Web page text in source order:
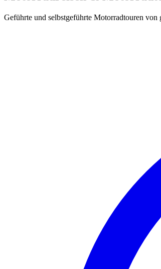
Geführte und selbstgeführte Motorradtouren